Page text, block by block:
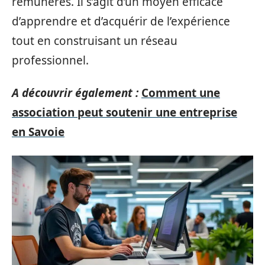
d’apprendre et d’acquérir de l’expérience
tout en construisant un réseau
professionnel.
A découvrir également : Comment une
association peut soutenir une entreprise
en Savoie